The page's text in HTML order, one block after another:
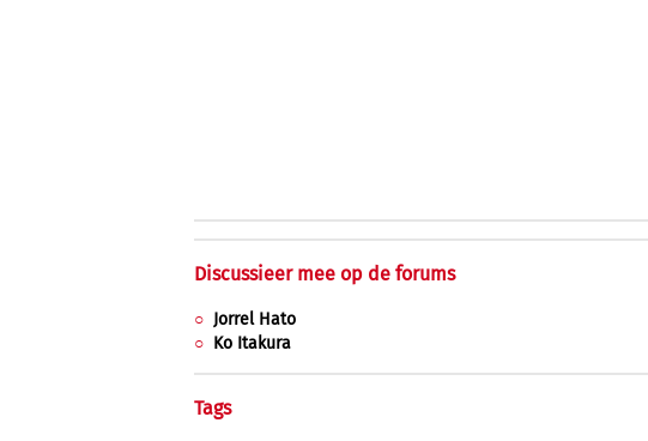
Discussieer mee op de forums
Jorrel Hato
Ko Itakura
Tags